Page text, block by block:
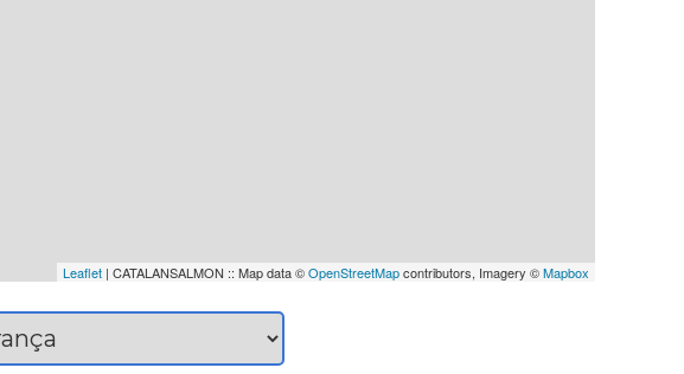
Leaflet | CATALANSALMON :: Map data ©OpenStreetMapcontributors, Imagery ©Mapbox